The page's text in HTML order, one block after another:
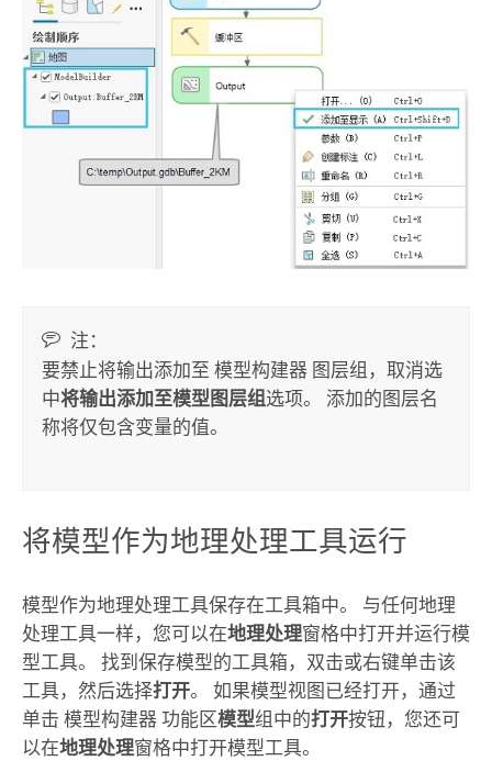
注：
要禁止将输出添加至模型构建器 图层组，取消选
中将输出添加至模型图层组 选项。 添加的图层名
称将仅包含变量的值。
将模型作为地理处理工具运行
模型作为地理处理工具保存在工具箱中。 与任何地理
处理工具一样，您可以在地理处理窗格中打开并运行模
型工具。 找到保存模型的工具箱，双击或右键单击该
工具，然后选择打开。 如果模型视图已经打开，通过
单击 模型构建器功能区模型组中的打开按钮，您还可
以在地理处理窗格中打开模型工具。